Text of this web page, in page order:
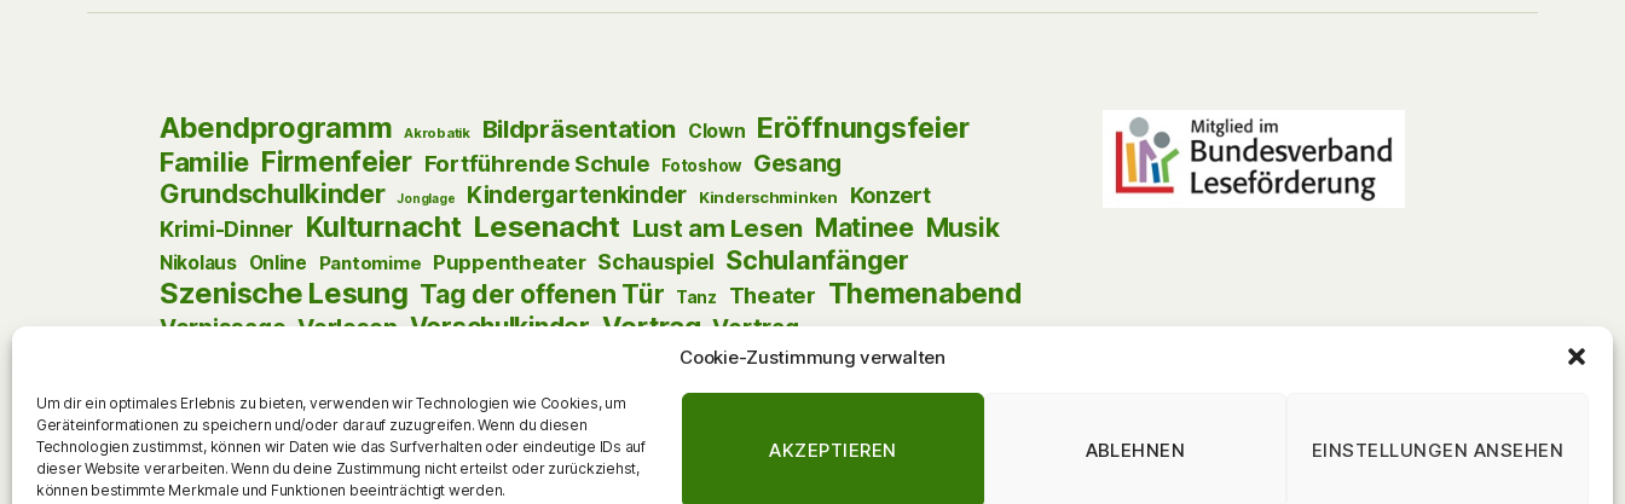
Cookie-Zustimmung verwalten
Um dir ein optimales Erlebnis zu bieten, verwenden wir Technologien wie Cookies, um
Geräteinformationen zu speichern und/oder darauf zuzugreifen. Wenn du diesen
Technologien zustimmst, können wir Daten wie das Surfverhalten oder eindeutige IDs auf
dieser Website verarbeiten. Wenn du deine Zustimmung nicht erteilst oder zurückziehst,
können bestimmte Merkmale und Funktionen beeinträchtigt werden.
AKZEPTIEREN ABLEHNEN EINSTELLUNGEN ANSEHEN
Abendprogramm Akrobatik Bildpräsentation Clown Eröffnungsfeier
Familie Firmenfeier Fortführende Schule Fotoshow Gesang
Grundschulkinder Jonglage Kindergartenkinder Kinderschminken Konzert
Krimi-Dinner Kulturnacht Lesenacht Lust am Lesen Matinee Musik
Nikolaus Online Pantomime Puppentheater Schauspiel Schulanfänger
Szenische Lesung Tag der offenen Tür Tanz Theater Themenabend
Vernissage Vorlesen Vorschulkinder Vortrag Vortrag Walking Act
zum Mitmachen